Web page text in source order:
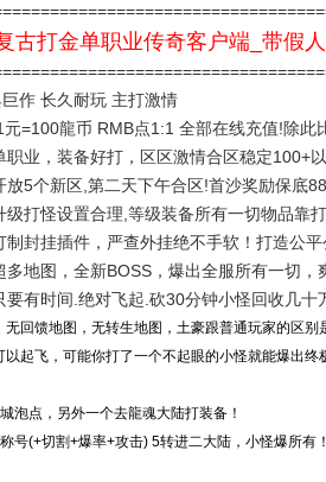
古打金单职业传奇客户端_带假
作 长久耐玩 主打激情
=100龍币 RMB点1:1 全部在线充值!除此
职业，装备好打，区区激情合区稳定100+
放5个新区,第二天下午合区!首沙奖励保底
级打怪设置合理,等级装备所有一切物品靠
制封挂插件，严查外挂绝不手软！打造公
多地图，全新BOSS，爆出全服所有一切，
要有时间.绝对飞起.砍30分钟小怪回收几十
回馈地图，无转生地图，土豪跟普通玩家的区别
起飞，可能你打了一个不起眼的小怪就能爆出终
点，另外一个去龍魂大陆打装备！
(+切割+爆率+攻击) 5转进二大陆，小怪爆所有